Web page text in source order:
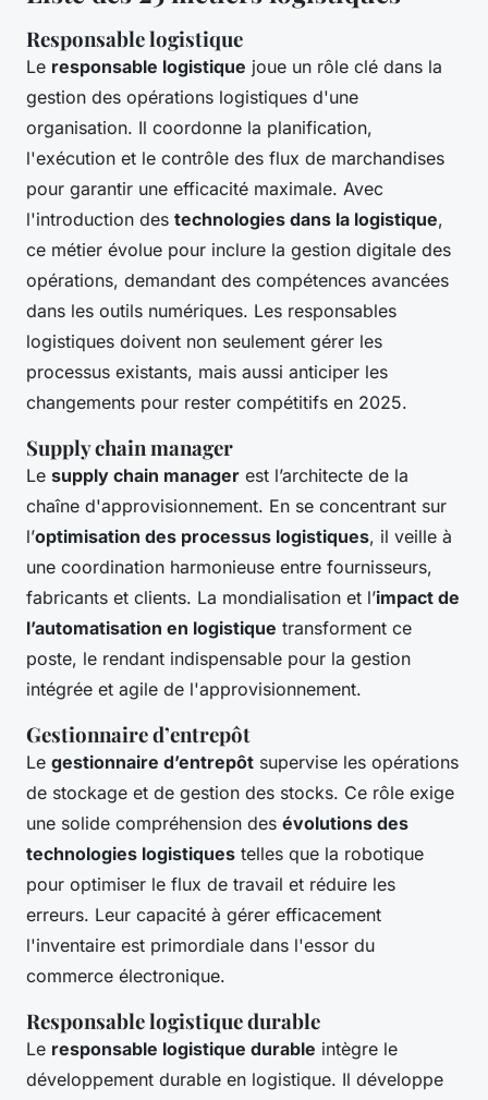
Responsable logistique
Le responsable logistique joue un rôle clé dans la
gestion des opérations logistiques d'une
organisation. Il coordonne la planification,
l'exécution et le contrôle des flux de marchandises
pour garantir une efficacité maximale. Avec
l'introduction des technologies dans la logistique,
ce métier évolue pour inclure la gestion digitale des
opérations, demandant des compétences avancées
dans les outils numériques. Les responsables
logistiques doivent non seulement gérer les
processus existants, mais aussi anticiper les
changements pour rester compétitifs en 2025.
Supply chain manager
Le supply chain manager est l’architecte de la
chaîne d'approvisionnement. En se concentrant sur
l’optimisation des processus logistiques, il veille à
une coordination harmonieuse entre fournisseurs,
fabricants et clients. La mondialisation et l’impact de
l’automatisation en logistique transforment ce
poste, le rendant indispensable pour la gestion
intégrée et agile de l'approvisionnement.
Gestionnaire d’entrepôt
Le gestionnaire d’entrepôt supervise les opérations
de stockage et de gestion des stocks. Ce rôle exige
une solide compréhension des évolutions des
technologies logistiques telles que la robotique
pour optimiser le flux de travail et réduire les
erreurs. Leur capacité à gérer efficacement
l'inventaire est primordiale dans l'essor du
commerce électronique.
Responsable logistique durable
Le responsable logistique durable intègre le
développement durable en logistique. Il développe